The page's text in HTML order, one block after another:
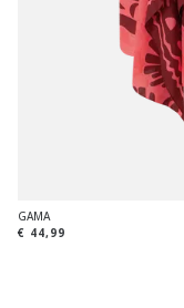
GAMA
€ 44,99